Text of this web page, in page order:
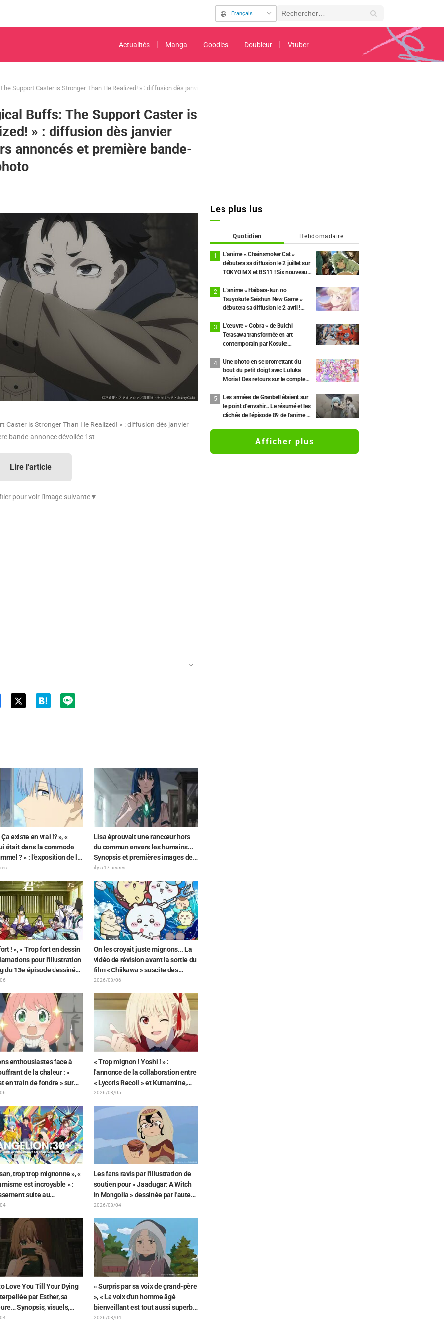
Français
Actualités Manga Goodies Doubleur Vtuber
Support Caster is Stronger Than He Realized! » : diffusion dès janvier 2027 ! Nouveaux acteurs annoncés et première bande-annonce dévoilée
Buffs: The Support Caster is
» : diffusion dès janvier
annoncés et première bande-
Caster is Stronger Than He Realized! » : diffusion dès janvier
bande-annonce dévoilée 1st
Lire l'article
pour voir l'image suivante▼
existe en vrai !? », «
était dans la commode
? » : l’exposition de la
Dragon Noir » apparue
fans stupéfaits
Lisa éprouvait une rancœur hors
du commun envers les humains...
Synopsis et premières images de
l'épisode 6 de l'anime « Goodbye,
il y a 17 heures
! », « Trop fort en dessin
pour l'illustration
du 13e épisode dessinée
Yuikawa, la comédienne
Samurai »
On les croyait juste mignons... La
vidéo de révision avant la sortie du
film « Chiikawa » suscite des
réactions surprises face au
qu'imaginé », « Ça ne parle que de
travail »
2026/08/06
enthousiastes face à
de la chaleur : «
en train de fondre » sur
d'annonce de « SPY x
« Trop mignon ! Yoshi ! » :
l'annonce de la collaboration entre
« Lycoris Recoil » et Kumamine,
créateur du « Chat au travail »,
2026/08/05
trop trop mignonne », «
est incroyable » :
suite au
d'un superbe dessin
les trois filles de «
Evangelion » en
Plugsuit
Les fans ravis par l'illustration de
soutien pour « Jaadugar: A Witch
in Mongolia » dessinée par l'auteur
de « Yowamushi Pedal » : « Voilà
avec le style le plus différent
dessine ces personnages »
2026/08/04
Love You Till Your Dying
par Esther, sa
Synopsis, visuels,
WEB et affiches
« Surpris par sa voix de grand-père
», « La voix d'un homme âgé
bienveillant est tout aussi superbe
» : Akira Ishida en chef de clan
2026/08/04
Les plus lus
Quotidien Hebdomadaire
L'anime « Chainsmoker Cat »
débutera sa diffusion le 2 juillet sur
TOKYO MX et BS11 ! Six nouveaux
Misato Matsuoka pour le rôle de
Yaku Neko.
L’anime « Haibara-kun no
Tsuyokute Seishun New Game »
débutera sa diffusion le 2 avril !
trailer dévoilés.
L'œuvre « Cobra » de Buichi
Terasawa transformée en art
contemporain par Kosuke
ReVIBES Project »
Une photo en se promettant du
bout du petit doigt avec Luluka
Moria ! Des retours sur le compte
doublage Nao Tōyama après avoir
assisté au Dream Stage de « Star
Detective Precure! » : « C’est le W
Les armées de Granbell étaient sur
le point d'envahir... Le résumé et les
clichés de l'épisode 89 de l'anime «
Afficher plus